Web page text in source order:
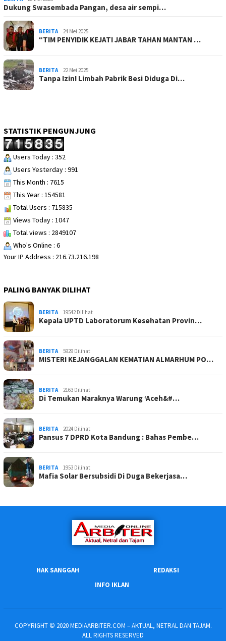
Dukung Swasembada Pangan, desa air sempi…
BERITA 24 Mei 2025
“TIM PENYIDIK KEJATI JABAR TAHAN MANTAN …
BERITA 22 Mei 2025
Tanpa Izin! Limbah Pabrik Besi Diduga Di…
STATISTIK PENGUNJUNG
Users Today : 352
Users Yesterday : 991
This Month : 7615
This Year : 154581
Total Users : 715835
Views Today : 1047
Total views : 2849107
Who's Online : 6
Your IP Address : 216.73.216.198
PALING BANYAK DILIHAT
BERITA 19542 Dilihat
Kepala UPTD Laboratorum Kesehatan Provin…
BERITA 5929 Dilihat
MISTERI KEJANGGALAN KEMATIAN ALMARHUM PO…
BERITA 2163 Dilihat
Di Temukan Maraknya Warung ‘Aceh&#…
BERITA 2024 Dilihat
Pansus 7 DPRD Kota Bandung : Bahas Pembe…
BERITA 1953 Dilihat
Mafia Solar Bersubsidi Di Duga Bekerjasa…
HAK SANGGAH
REDAKSI
INFO IKLAN
COPYRIGHT © 2020 MEDIAARBITER.COM – AKTUAL, NETRAL DAN TAJAM.
ALL RIGHTS RESERVED